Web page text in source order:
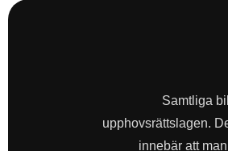
Samtliga
upphovsrättslagen.
innebär att